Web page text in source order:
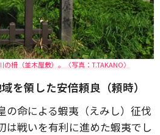
柵（並木屋敷）。〈写真：T.TAKANO〉
を領した安倍頼良（頼時）
の命による蝦夷（えみし）征伐
は戦いを有利に進めた蝦夷でし